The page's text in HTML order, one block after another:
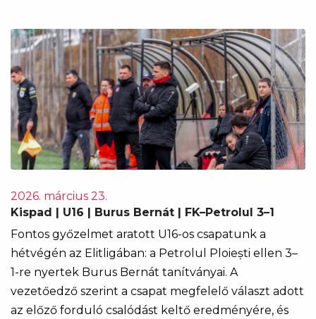
2026. március 23.
Kispad | U16 | Burus Bernát | FK–Petrolul 3–1
Fontos győzelmet aratott U16-os csapatunk a
hétvégén az Elitligában: a Petrolul Ploiești ellen 3–
1-re nyertek Burus Bernát tanítványai. A
vezetőedző szerint a csapat megfelelő választ adott
az előző forduló csalódást keltő eredményére, és